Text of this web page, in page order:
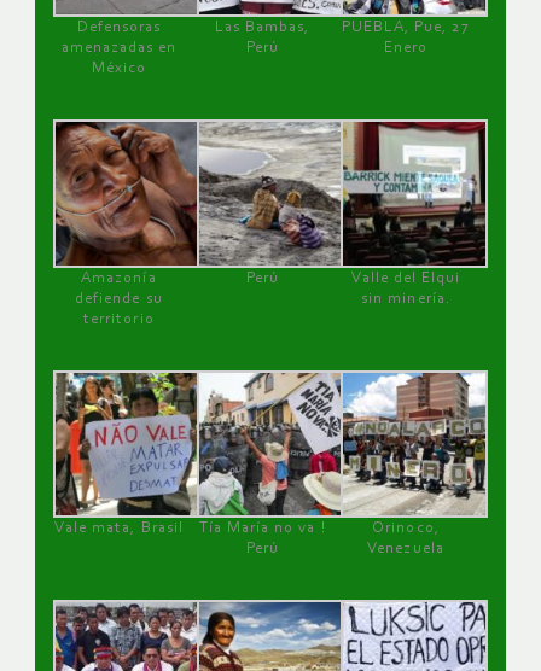
Defensoras
amenazadas en
México
Las Bambas,
Perú
PUEBLA, Pue, 27
Enero
Amazonía
defiende su
territorio
Perú
Valle del Elqui
sin minería.
Vale mata, Brasil
Tía María no va !
Perú
Orinoco,
Venezuela